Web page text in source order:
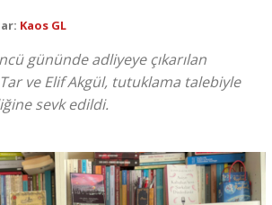
Kaos GL
gününde adliyeye çıkarılan
Tar ve Elif Akgül, tutuklama talebiyle
sevk edildi.